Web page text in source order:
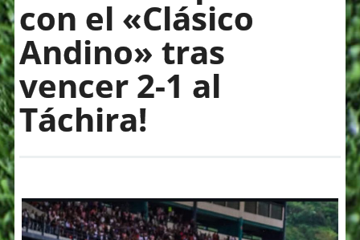
con el «Clásico
Andino» tras
vencer 2-1 al
Táchira!